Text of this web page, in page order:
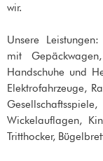
wir.
Unsere
mit
Handschuhe und
Elektrofahrzeuge,
Wickelauflagen,
Tritthocker,